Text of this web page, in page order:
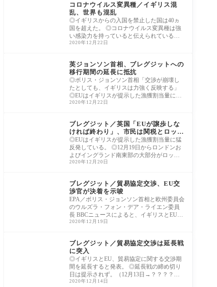
コロナウイルス変異種／イギリス混
乱、世界も混乱
◎イギリスからの入国を禁止した国は40ヵ
国を超えた。 ◎コロナウイルス変異種は強
い感染力を持っていると伝えられている
が、「致
2020年12月22日
英ジョンソン首相、ブレグジットへの
移行期間の延長に抵抗
◎ボリス・ジョンソン首相「交渉が崩壊し
たとしても、イギリスは力強く反映する」
◎EUはイギリスが提示した漁獲割当量に猛
反発し
2020年12月22日
ブレグジット／英国「EUが譲歩しな
ければ終わり」、市民は関税とロック
ダウンに直面
◎EUはイギリスが提示した漁獲割当量に猛
反発している。 ◎12月19日からロンドンお
よびイングランド南東部の大部分がロック
ダウン
2020年12月20日
ブレグジット／貿易協定交渉、EU交
渉官が決着を示唆
EPA／ボリス・ジョンソン首相と欧州委員会
のウルズラ・フォン・デア・ライエン委員
長 BBCニュースによると、イギリスとEUは
ブレグジ
2020年12月19日
ブレグジット／貿易協定交渉は延長戦
に突入
◎イギリスとEU、貿易協定に関する交渉期
間を延長すると発表。 ◎延長戦の締め切り
日は提示されず。（12月13日→？？？？）
◎現在
2020年12月14日